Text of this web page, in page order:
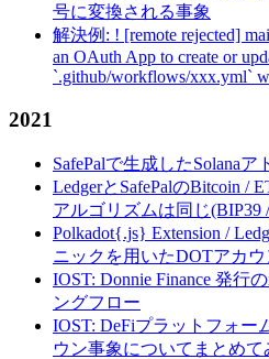
号に変換される事象
解決例: ! [remote rejected]
an OAuth App to create or
`.github/workflows/xxx.yml`
2021
SafePalで生成したSolana
LedgerとSafePalのBitcoin /
アルゴリズムは同じ(BIP39
Polkadot{.js} Extension /
ニックを用いたDOTアカ
IOST: Donnie Finance 発行
ングフロー
IOST: DeFiプラットフォー
ウン事象についてまとめて